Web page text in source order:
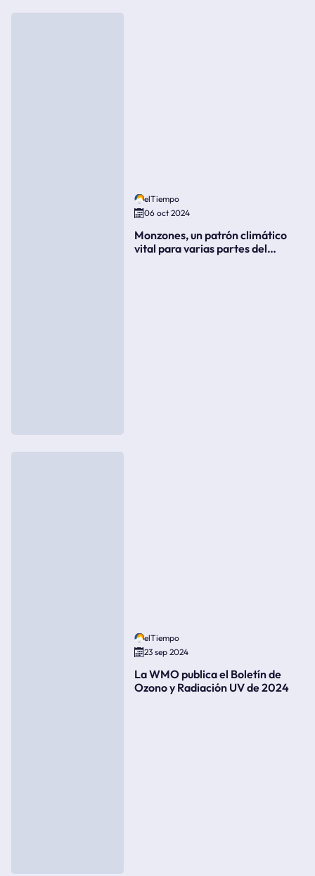
elTiempo
06 oct 2024
Monzones, un patrón climático
vital para varias partes del
elTiempo
23 sep 2024
La WMO publica el Boletín de
Ozono y Radiación UV de 2024